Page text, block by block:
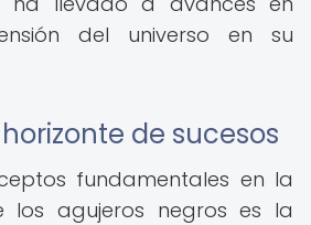
del universo en su
de sucesos
fundamentales en la
los agujeros negros es la